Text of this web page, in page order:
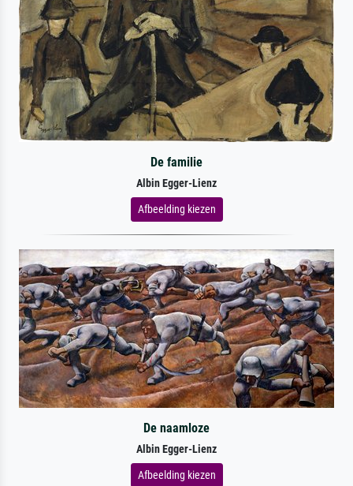
De familie
Albin Egger-Lienz
Afbeelding kiezen
De naamloze
Albin Egger-Lienz
Afbeelding kiezen